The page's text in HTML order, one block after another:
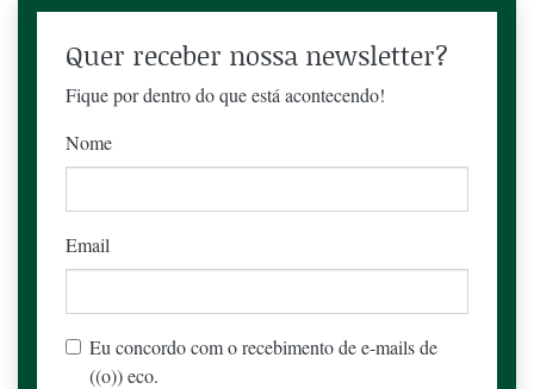
Quer receber nossa newsletter?
Fique por dentro do que está acontecendo!
Nome
Email
Eu concordo com o recebimento de e-mails de
((o)) eco.